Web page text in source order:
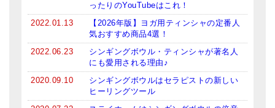
ったりのYouTubeはこれ！
2022.01.13
【2026年版】ヨガ用ティンシャの定番人
気おすすめ商品4選！
2022.06.23
シンギングボウル・ティンシャが著名人
にも愛用される理由♪
2020.09.10
シンギングボウルはセラピストの新しい
ヒーリングツール